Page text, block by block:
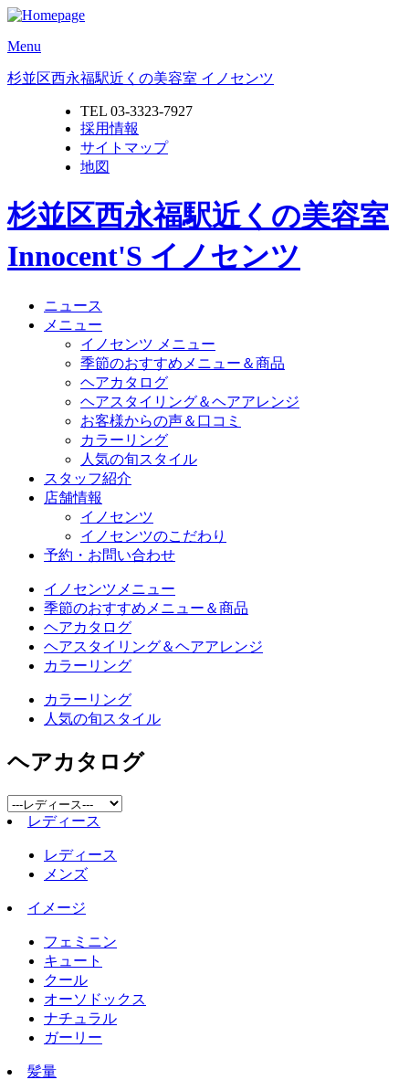
Menu
杉並区西永福駅近くの美容室 イノセンツ
TEL 03-3323-7927
採用情報
サイトマップ
地図
杉並区西永福駅近くの美容室
Innocent'S イノセンツ
ニュース
メニュー
イノセンツ メニュー
季節のおすすめメニュー＆商品
ヘアカタログ
ヘアスタイリング＆ヘアアレンジ
お客様からの声＆口コミ
カラーリング
人気の旬スタイル
スタッフ紹介
店舗情報
イノセンツ
イノセンツのこだわり
予約・お問い合わせ
イノセンツメニュー
季節のおすすめメニュー＆商品
ヘアカタログ
ヘアスタイリング＆ヘアアレンジ
カラーリング
カラーリング
人気の旬スタイル
ヘアカタログ
レディース
レディース
メンズ
イメージ
フェミニン
キュート
クール
オーソドックス
ナチュラル
ガーリー
髪量